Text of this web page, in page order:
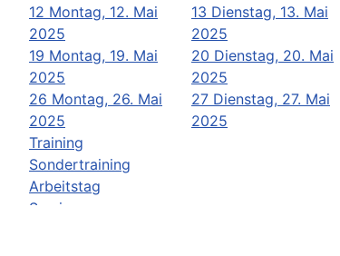
12 Montag, 12. Mai
2025
13 Dienstag, 13. Mai
2025
19 Montag, 19. Mai
2025
20 Dienstag, 20. Mai
2025
26 Montag, 26. Mai
2025
27 Dienstag, 27. Mai
2025
Training
Sondertraining
Arbeitstag
Seminar